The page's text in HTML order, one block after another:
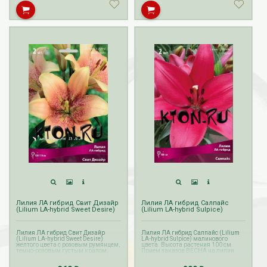
Лилия ЛА гибрид Свит Дизайр
(Lilium LA-hybrid Sweet Desire)
Лилия ЛА гибрид Свит Дизайр
(Lilium LA-hybrid Sweet Desire)
желтого цвета с розовым румянцем,
темно-розовым густым крапом,
Лилия ЛА гибрид Салпайс
(Lilium LA-hybrid Sulpice)
Лилия ЛА гибрид Салпайс (Lilium
LA-hybrid Sulpice) малинового
цвета. Высота растения 100 см.
Прием заказов ВЕСНА на лилии